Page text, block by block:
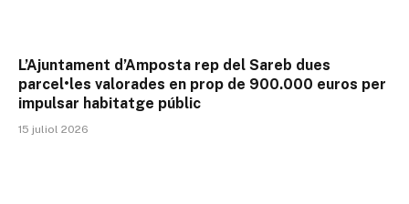
L’Ajuntament d’Amposta rep del Sareb dues
parcel•les valorades en prop de 900.000 euros per
impulsar habitatge públic
15 juliol 2026